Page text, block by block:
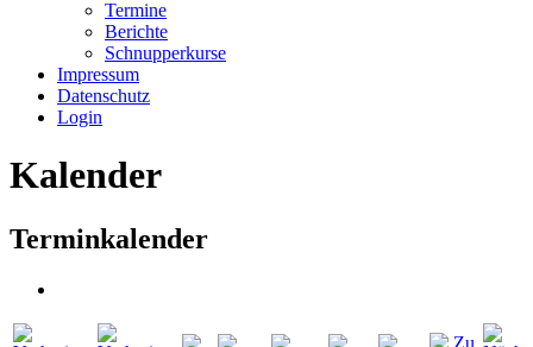
Termine
Berichte
Schnupperkurse
Impressum
Datenschutz
Login
Kalender
Terminkalender